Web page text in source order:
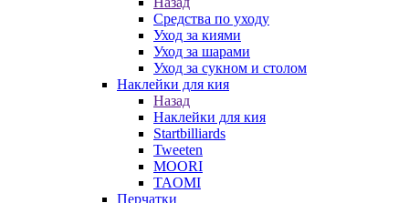
Средства по уходу
Уход за киями
Уход за шарами
Уход за сукном и столом
Наклейки для кия
Назад
Наклейки для кия
Startbilliards
Tweeten
MOORI
TAOMI
Перчатки